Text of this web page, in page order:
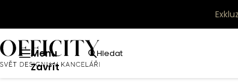
Menu
Zavřít
Hledat
Katalogy Narbutas